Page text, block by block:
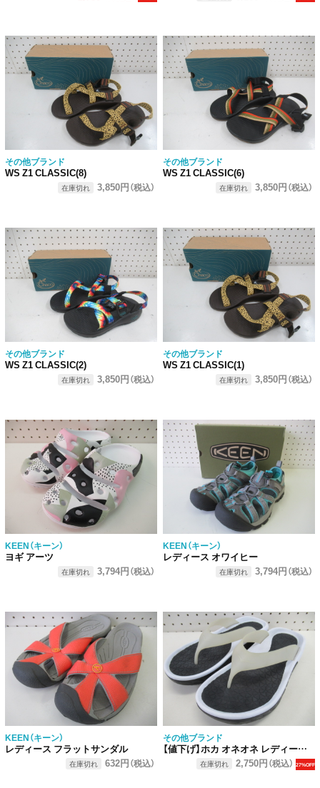
その他ブランド
WS Z1 CLASSIC(8)
在庫切れ 3,850円（税込）
その他ブランド
WS Z1 CLASSIC(6)
在庫切れ 3,850円（税込）
その他ブランド
WS Z1 CLASSIC(2)
在庫切れ 3,850円（税込）
その他ブランド
WS Z1 CLASSIC(1)
在庫切れ 3,850円（税込）
KEEN（キーン）
ヨギ アーツ
在庫切れ 3,794円（税込）
KEEN（キーン）
レディース オワイヒー
在庫切れ 3,794円（税込）
KEEN（キーン）
レディース フラットサンダル
在庫切れ 632円（税込）
その他ブランド
【値下げ】ホカ オネオネ レディース オラリカバリーフリップ
在庫切れ 2,750円（税込） 27%OFF